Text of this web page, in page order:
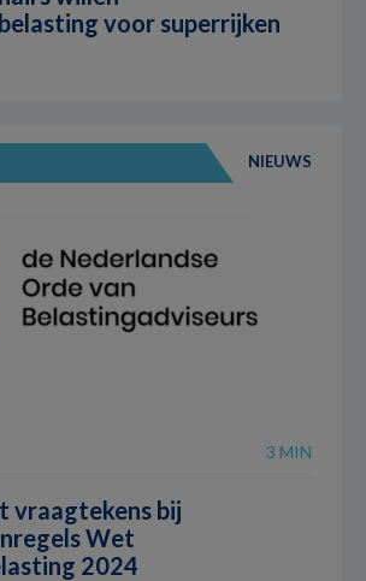
voor superrijken
NIEUWS
3 MIN
vraagtekens bij
Wet
2024